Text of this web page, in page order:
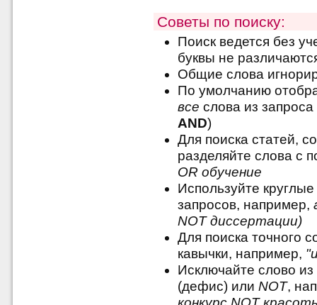
Советы по поиску:
Поиск ведется без
буквы не
Общие слова
По умолчанию
все слова из
AND)
Для поиска статей,
разделяйте слова с
OR обучение
Используйте
запросов, например,
NOT диссертации)
Для поиска точного
кавычки, например,
Исключайте слово
(дефис) или NOT,